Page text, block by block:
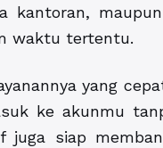
kantoran,
waktu tertentu.
yang
ke akunmu
juga siap